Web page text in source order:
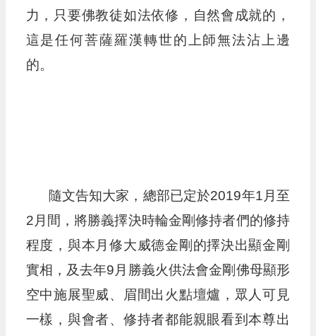
力，只要佛教徒如法依修，自然會成就的，
這是任何菩薩羅漢轉世的上師無法沾上邊
的。
隨文告知大家，總部已定於2019年1月至
2月間，將勝義擇決時輪金剛修持者們的修持
程度，與本月修大威德金剛的擇決出顯金剛
實相，及去年9月勝義火供法會金剛佛母顯形
空中施展聖威、眉間出火點壇爐，眾人可見
一樣，與會者、修持者都能親眼看到本尊出